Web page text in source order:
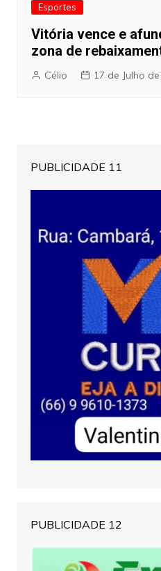
Esportes
Vitória vence e
zona de
Célio 17 de Julho
PUBLICIDADE 11
PUBLICIDADE 12